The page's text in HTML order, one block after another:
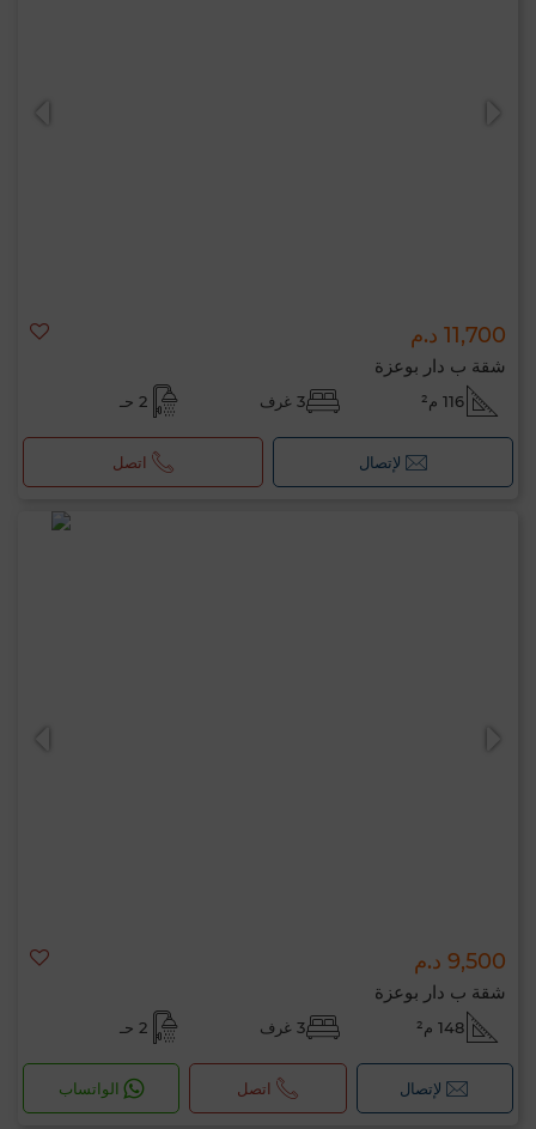
11,700 د.م
شقة ب دار بوعزة
116 م² 3 غرف 2 حـ
لإتصال اتصل
9,500 د.م
شقة ب دار بوعزة
148 م² 3 غرف 2 حـ
لإتصال اتصل الواتساب